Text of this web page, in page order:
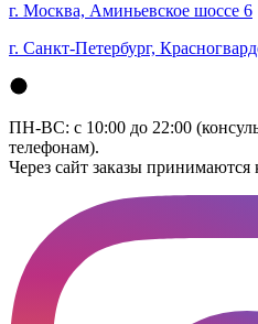
г. Москва, Аминьевское шоссе 6
г. Санкт-Петербург,
ПН-ВС: с 10:00 до 22:00
телефонам).
Через сайт заказы принимаются